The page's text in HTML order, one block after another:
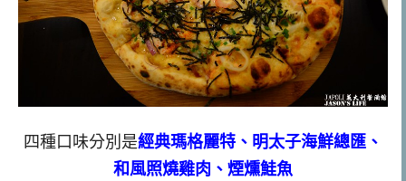
四種口味分別是經典瑪格麗特、明太子海鮮總匯、
和風照燒雞肉、煙燻鮭魚